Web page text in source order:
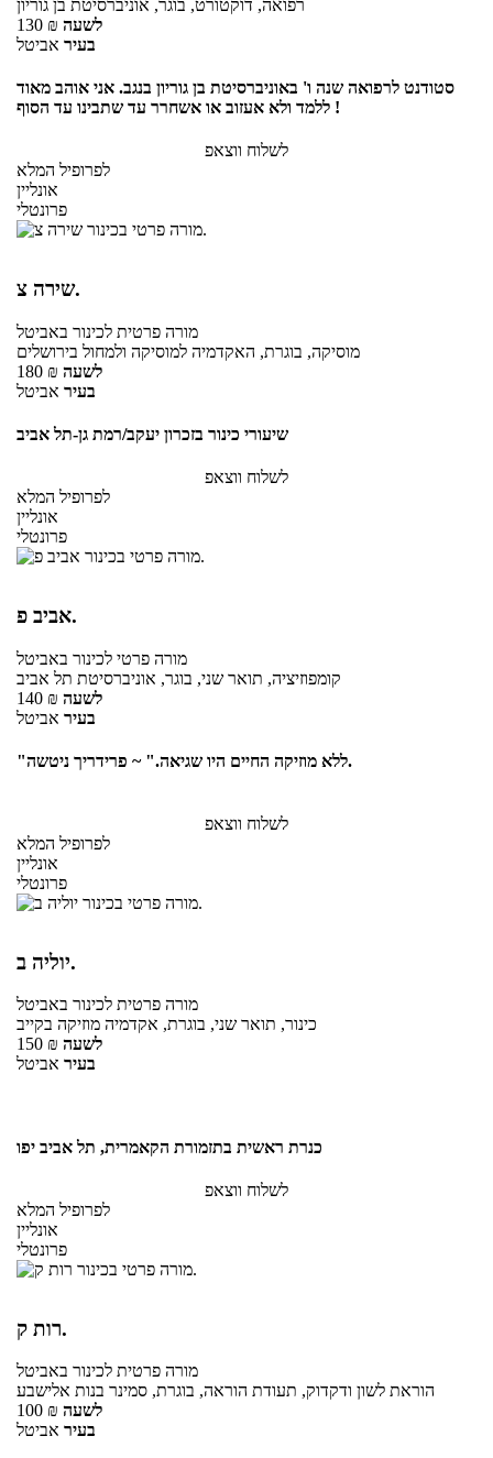
רפואה, דוקטורט, בוגר, אוניברסיטת בן גוריון
130 ₪ לשעה
בעיר אביטל
סטודנט לרפואה שנה ו' באוניברסיטת בן גוריון בנגב. אני אוהב מאוד
ללמד ולא אעזוב או אשחרר עד שתבינו עד הסוף !
לשלוח ווצאפ
לפרופיל המלא
אונליין
פרונטלי
שירה צ.
מורה פרטית לכינור באביטל
מוסיקה, בוגרת, האקדמיה למוסיקה ולמחול בירושלים
180 ₪ לשעה
בעיר אביטל
שיעורי כינור בזכרון יעקב/רמת גן-תל אביב
לשלוח ווצאפ
לפרופיל המלא
אונליין
פרונטלי
אביב פ.
מורה פרטי לכינור באביטל
קומפוזיציה, תואר שני, בוגר, אוניברסיטת תל אביב
140 ₪ לשעה
בעיר אביטל
"ללא מוזיקה החיים היו שגיאה." ~ פרידריך ניטשה.
לשלוח ווצאפ
לפרופיל המלא
אונליין
פרונטלי
יוליה ב.
מורה פרטית לכינור באביטל
כינור, תואר שני, בוגרת, אקדמיה מוזיקה בקייב
150 ₪ לשעה
בעיר אביטל
כנרת ראשית בתזמורת הקאמרית, תל אביב יפו
לשלוח ווצאפ
לפרופיל המלא
אונליין
פרונטלי
רות ק.
מורה פרטית לכינור באביטל
הוראת לשון ודקדוק, תעודת הוראה, בוגרת, סמינר בנות אלישבע
100 ₪ לשעה
בעיר אביטל